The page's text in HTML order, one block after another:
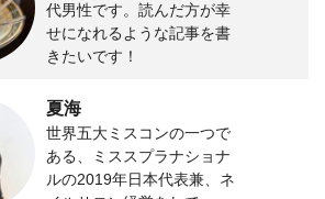
代男性です。読んだ方が幸
せになれるような記事を書
きたいです！
夏海
世界五大ミスコンの一つで
ある、ミススプラナショナ
ルの2019年日本代表兼、ネ